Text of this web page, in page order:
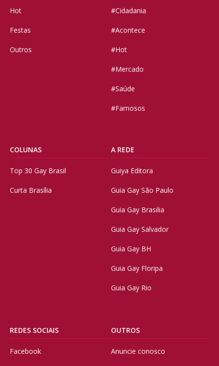
Hot
Festas
Outros
#Cidadania
#Acontece
#Hot
#Mercado
#Saúde
#Famosos
COLUNAS
Top 30 Gay Brasil
Curta Brasília
A REDE
Guiya Editora
Guia Gay São Paulo
Guia Gay Brasilia
Guia Gay Salvador
Guia Gay BH
Guia Gay Floripa
Guia Gay Rio
REDES SOCIAIS
Facebook
OUTROS
Anuncie conosco